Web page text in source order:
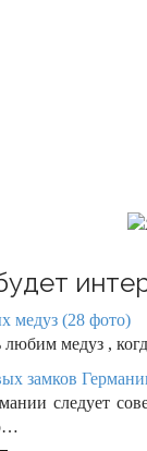
медуз (28 фото)
медуз ,
замков
следует